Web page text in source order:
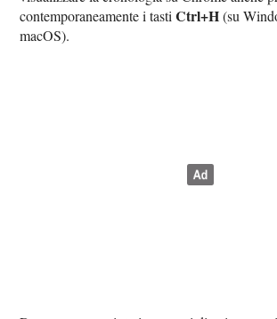
contemporaneamente i tastiCtrl+H(su
macOS).